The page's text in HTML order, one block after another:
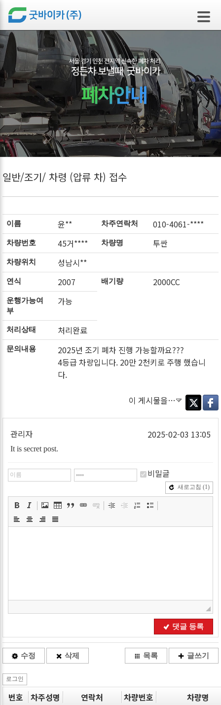
본문 바로가기
일반/조기/ 차령 (압류 차) 접수
이름 윤** 차주연락처 010-4061-****
차량번호 45거**** 차량명 투싼
차량위치 성남시**
연식 2007 배기량 2000CC
운행가능여
부
가능
처리상태 처리완료
문의내용
2025년 조기 폐차 진행 가능할까요???
4등급 차량입니다. 20만 2천키로 주행 했습니
다.
이 게시물을…
Twitter
관리자 2025-02-03 13:05
It is secret post.
비밀글
새로고침 (1)
댓글 등록
수정 삭제 목록 글쓰기
로그인
번호 차주성명 연락처 차량번호
차량명